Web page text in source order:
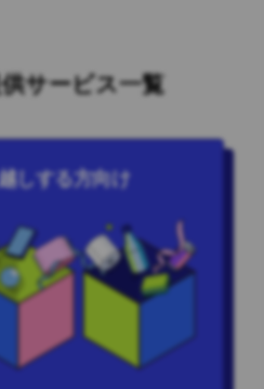
サービス一覧
しする方向け